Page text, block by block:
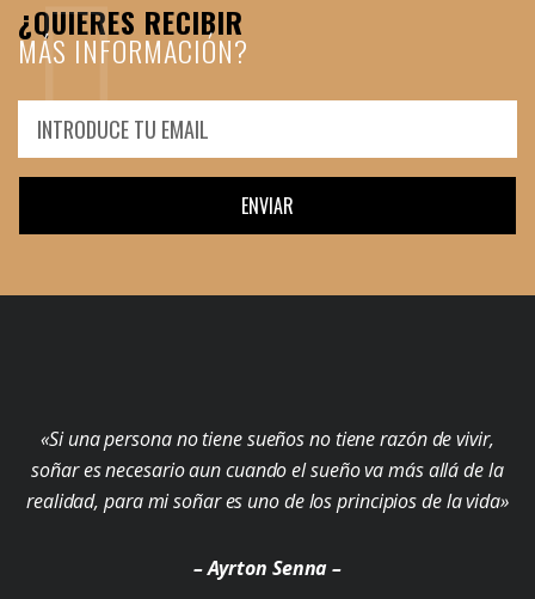
¿QUIERES RECIBIR
MÁS INFORMACIÓN?
ENVIAR
«Si una persona no tiene sueños no tiene razón de vivir,
soñar es necesario aun cuando el sueño va más allá de la
realidad, para mi soñar es uno de los principios de la vida»
– Ayrton Senna –